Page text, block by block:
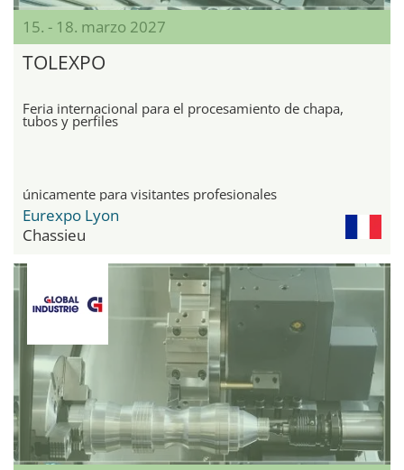
15. - 18. marzo 2027
TOLEXPO
Feria internacional para el procesamiento de chapa,
tubos y perfiles
únicamente para visitantes profesionales
Eurexpo Lyon
Chassieu